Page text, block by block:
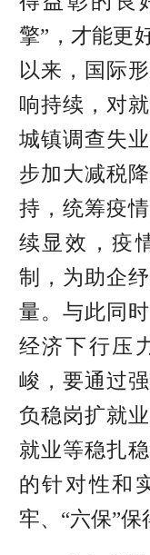
擎”，才能更
以来，国际
响持续，对
城镇调查失
步加大减税
持，统筹疫
续显效，疫
制，为助企
量。与此同
经济下行压
峻，要通过
负稳岗扩就
就业等稳扎
的针对性和
牢、“六保”保